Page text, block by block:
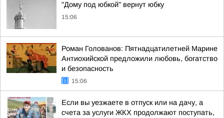
"Дому под юбкой" вернут юбку
15:06
Роман Голованов: Пятнадцатилетней Марине
Антиохийской предложили любовь, богатство
и безопасность
15:06
Если вы уезжаете в отпуск или на дачу, а
счета за услуги ЖКХ продолжают поступать,